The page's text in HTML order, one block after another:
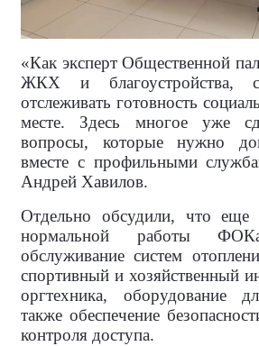
«Как эксперт Общественной
ЖКХ и благоустройства,
отслеживать готовность
месте. Здесь многое уже
вопросы, которые нужно
вместе с профильными
Андрей Хавилов.
Отдельно обсудили, что еще
нормальной работы
обслуживание систем
спортивный и хозяйственный
оргтехника, оборудование
также обеспечение
контроля доступа.